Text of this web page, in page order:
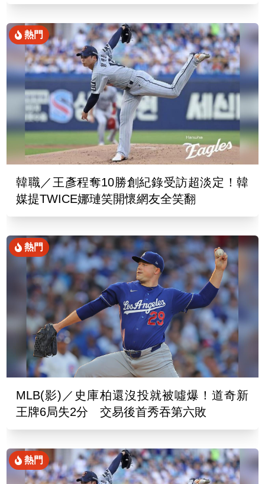
熱門
韓職／王彥程奪10勝創紀錄受訪超淡定！韓
媒提TWICE娜璉笑開懷網友全笑翻
熱門
MLB(影)／史庫柏還沒投就被噓爆！道奇新
王牌6局失2分 交易後首秀吞第六敗
熱門